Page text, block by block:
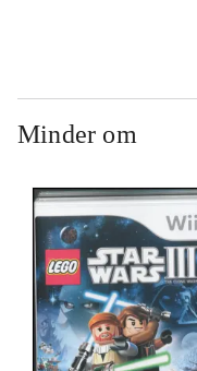
Minder om